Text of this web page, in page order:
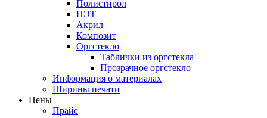
Полистирол
ПЭТ
Акрил
Композит
Оргстекло
Таблички из оргстекла
Прозрачное оргстекло
Информация о материалах
Ширины печати
Цены
Прайс